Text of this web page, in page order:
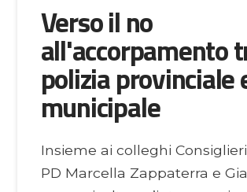
Verso il no
all'accorpamento
polizia provinciale
municipale
Insieme ai colleghi
PD Marcella Zappaterra e